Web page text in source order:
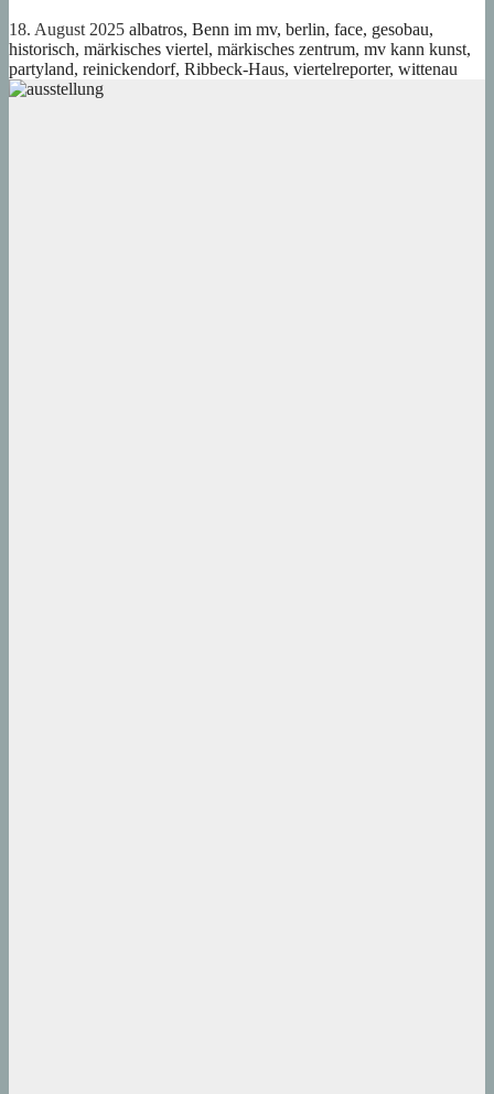
18. August 2025 albatros, Benn im mv, berlin, face, gesobau,
historisch, märkisches viertel, märkisches zentrum, mv kann kunst,
partyland, reinickendorf, Ribbeck-Haus, viertelreporter, wittenau